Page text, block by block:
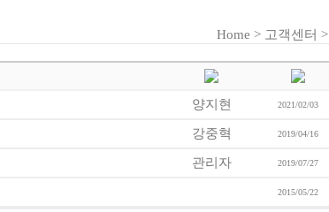
Home > 고객센터 >
양지현 2021/02/03
강중혁 2019/04/16
관리자 2019/07/27
2015/05/22